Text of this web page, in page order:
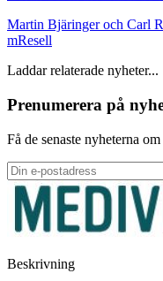
Martin Bjäringer och Carl
mResell
Laddar relaterade nyheter...
Prenumerera på
Få de senaste nyheterna
Beskrivning